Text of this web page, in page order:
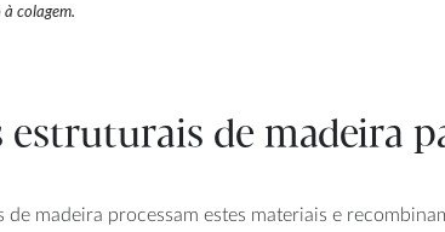
colagem.
de madeira
madeira processam estes materiais e